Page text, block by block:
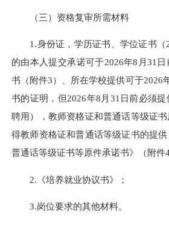
（三）资格复审所需材料
1.身份证，学历证书、学位证书（
的由本人提交承诺可于2026年8月31
书（附件3）、所在学校提供可于2026
书的证明，但2026年8月31日前必须
聘用），教师资格证和普通话等级证
得教师资格证和普通话等级证书的提
普通话等级证书等原件承诺书》（附件
2.《培养就业协议书》；
3.岗位要求的其他材料。